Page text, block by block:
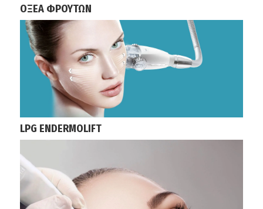
ΟΞΕΑ ΦΡΟΥΤΩΝ
LPG ENDERMOLIFT